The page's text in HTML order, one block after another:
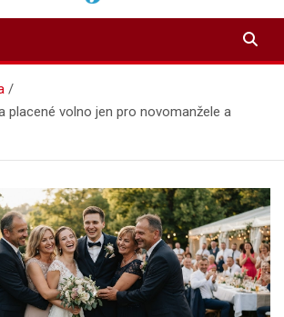
info.cz
on-line
placené volno jen pro novomanžele a